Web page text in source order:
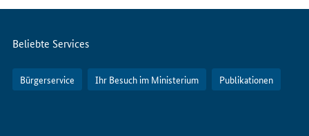
Servicemenü
Beliebte Services
Bürgerservice Ihr Besuch im Ministerium Publikationen